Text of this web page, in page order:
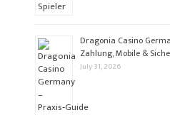
Dragonia Casino
Zahlung, Mobile &
July 31, 2026